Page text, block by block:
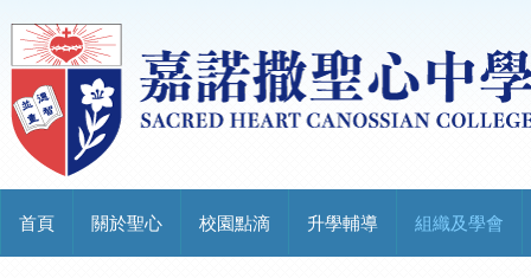
首頁 關於聖心 校園點滴 升學輔導 組織及學會